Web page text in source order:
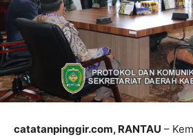
catatanpinggir.com, RANTAU –